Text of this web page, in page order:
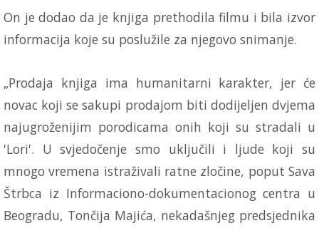
On je dodao da je knjiga prethodila filmu i bila izvor
informacija koje su poslužile za njegovo snimanje.
„Prodaja knjiga ima humanitarni karakter, jer će
novac koji se sakupi prodajom biti dodijeljen dvjema
najugroženijim porodicama onih koji su stradali u
'Lori'. U svjedočenje smo uključili i ljude koji su
mnogo vremena istraživali ratne zločine, poput Sava
Štrbca iz Informaciono-dokumentacionog centra u
Beogradu, Tončija Majića, nekadašnjeg predsjednika